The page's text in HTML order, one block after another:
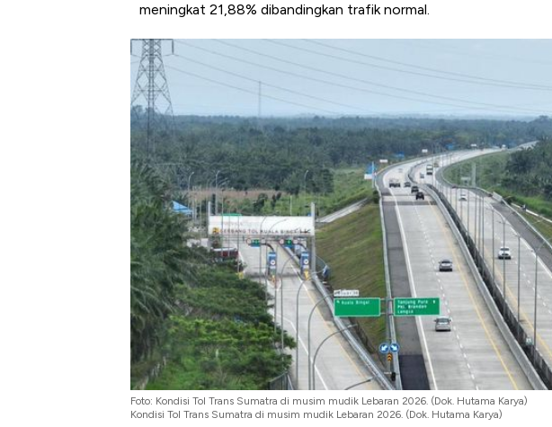
meningkat 21,88% dibandingkan trafik normal.
Foto: Kondisi Tol Trans Sumatra di musim mudik Lebaran 2026. (Dok. Hutama Karya)
Kondisi Tol Trans Sumatra di musim mudik Lebaran 2026. (Dok. Hutama Karya)